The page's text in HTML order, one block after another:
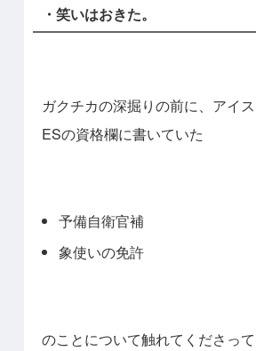
・笑いはおきた。
ガクチカの深掘りの前に、アイス
ESの資格欄に書いていた
予備自衛官補
象使いの免許
のことについて触れてくださっ